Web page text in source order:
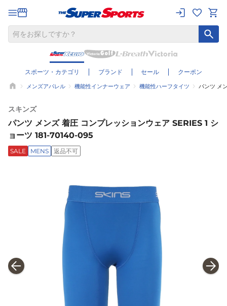
スポーツ・カテゴリ ブランド セール クーポン
メンズアパレル 機能性インナーウェア 機能性ハーフタイツ パンツ メ
スキンズ
パンツ メンズ 着圧 コンプレッションウェア SERIES 1 シ
ョーツ 181-70140-095
SALE MENS 返品不可